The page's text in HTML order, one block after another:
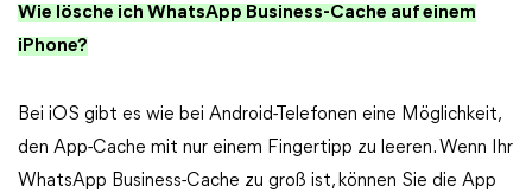
Wie lösche ich WhatsApp Business-Cache auf einem
iPhone?
Bei iOS gibt es wie bei Android-Telefonen eine Möglichkeit,
den App-Cache mit nur einem Fingertipp zu leeren. Wenn Ihr
WhatsApp Business-Cache zu groß ist, können Sie die App